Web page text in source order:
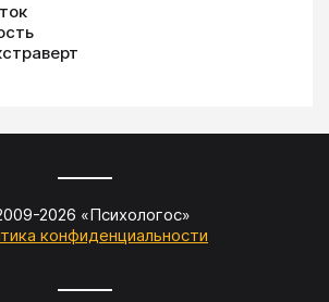
2026 «Психологос»
конфиденциальности